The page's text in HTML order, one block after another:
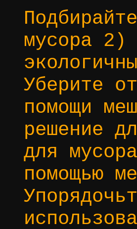
мусора 2)
Уберите
помощи
решение
для
помощью